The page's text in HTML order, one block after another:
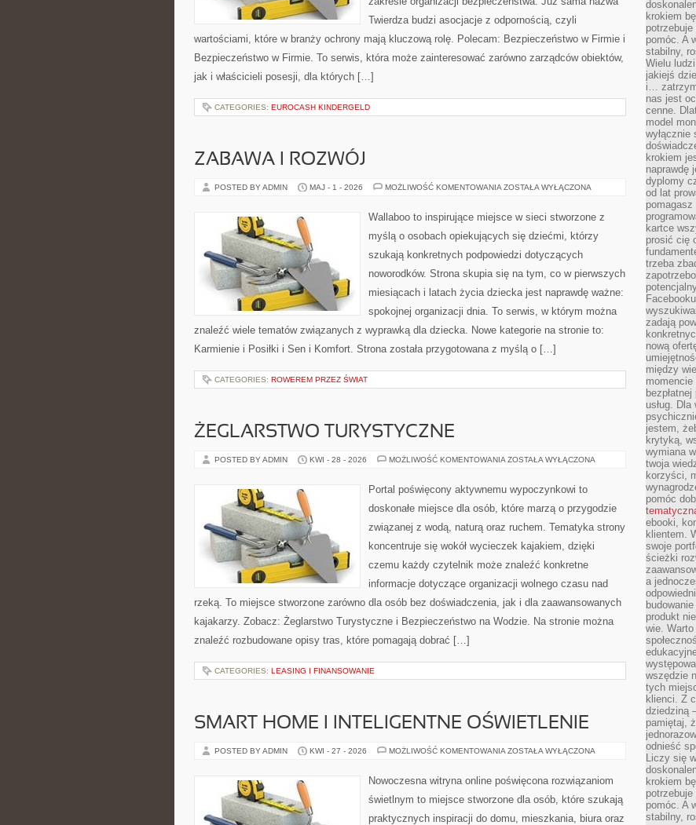
Twierdza budzi asocjacje z odpornością, czyli
wartościami, które w branży ochrony mają kluczową rolę. Polecam: Bezpieczeństwo w Firmie i
Bezpieczeństwo w Firmie. To serwis, która może zainteresować zarówno zarządców obiektów,
jak i właścicieli posesji, dla których […]
CATEGORIES: EUROCASH KINDERGELD
ZABAWA I ROZWÓJ
POSTED BY ADMIN MAJ - 1 - 2026 MOŻLIWOŚĆ KOMENTOWANIA ZABAWA
ZOSTAŁA WYŁĄCZONA
Wallaboo to inspirujące miejsce w sieci stworzone z
myślą o osobach opiekujących się dziećmi, którzy
szukają konkretnych podpowiedzi dotyczących
noworodków. Strona skupia się na tym, co w pierwszych
miesiącach i latach życia dziecka jest naprawdę ważne:
spokojnej organizacji dnia. To serwis, w którym można
znaleźć wiele tematów związanych z wyprawką dla dziecka. Nowe kategorie na stronie to:
Karmienie i Posiłki i Sen i Komfort. Strona została przygotowana z myślą o […]
CATEGORIES: ROWEREM PRZEZ ŚWIAT
ŻEGLARSTWO TURYSTYCZNE
POSTED BY ADMIN KWI - 28 - 2026 MOŻLIWOŚĆ KOMENTOWANIA ŻEGLARSTWO
ZOSTAŁA WYŁĄCZONA
Portal poświęcony aktywnemu wypoczynkowi to
doskonałe miejsce dla osób, które marzą o przygodzie
związanej z wodą, naturą oraz ruchem. Tematyka strony
koncentruje się wokół wycieczek kajakiem, dzięki
czemu każdy czytelnik może znaleźć konkretne
informacje dotyczące organizacji wolnego czasu nad
rzeką. To miejsce stworzone zarówno dla osób bez doświadczenia, jak i dla zaawansowanych
kajakarzy. Zobacz: Żeglarstwo Turystyczne i Bezpieczeństwo na Wodzie. Na stronie można
znaleźć rozbudowane opisy tras, które pomagają dobrać […]
CATEGORIES: LEASING I FINANSOWANIE
SMART HOME I INTELIGENTNE OŚWIETLENIE
POSTED BY ADMIN KWI - 27 - 2026 MOŻLIWOŚĆ KOMENTOWANIA SMART
INTELIGENTNE
OŚWIETLENIE
ZOSTAŁA WYŁĄCZONA
Nowoczesna witryna online poświęcona rozwiązaniom
świetlnym to miejsce stworzone dla osób, które szukają
praktycznych inspiracji do domu, mieszkania, biura oraz
krokiem
pomóc. A
stabilny,
Wielu
jakiejś
i…
nas jest
cenne.
model
krokiem
naprawdę
dyplomy
od lat
kartce
prosić cię
trzeba
zadają
nową
między
usług.
jestem,
krytyką,
wymiana
twoja
korzyści,
pomóc
ebooki,
klientem.
swoje
ścieżki
a
produkt
wie.
wszędzie
tych
klienci. Z
dziedziną
pamiętaj,
odnieść
Liczy się
krokiem
pomóc. A
stabilny,